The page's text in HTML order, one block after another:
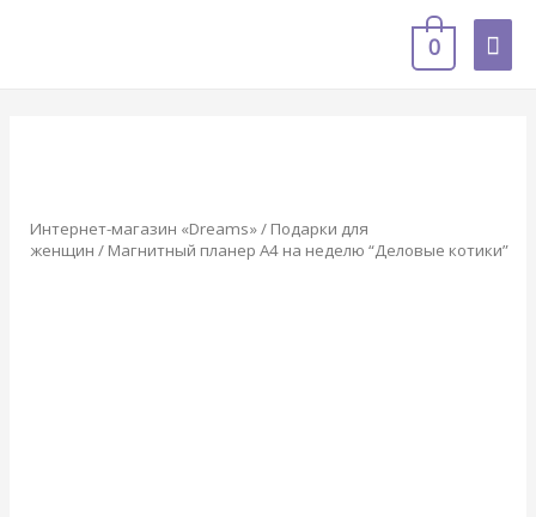
0
Интернет-магазин «Dreams»/ Подарки для
женщин / Магнитный планер А4 на неделю “Деловые котики”